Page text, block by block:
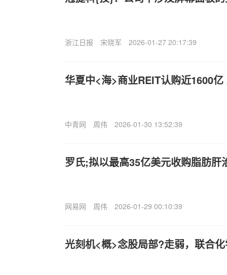
浙江日报 宋晓军 2026-01-27 20:17:39
华夏中<海>商业REIT认购近1600
中青网 周伟 2026-01-30 13:52:39
罗氏;拟以最高35亿美元收购脂肪
网易网 周伟 2026-01-29 00:10:39
光刻机<概>念股局部?走弱，联合